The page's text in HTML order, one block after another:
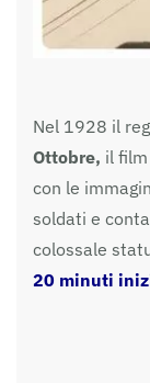
Nel 1928 il
Ottobre, il
con le
soldati e
colossale
20 minuti